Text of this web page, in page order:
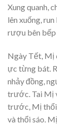
Xung quanh,
lên xuống,
rượu bên
Ngày Tết, Mị
ực từng bát.
nhảy đồng,
trước. Tai Mị
trước, Mị thổi
và thổi sáo.